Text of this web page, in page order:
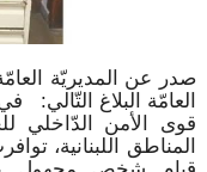
صدر عن المديريّة
العامّة البلاغ التّالي:
قوى الأمن الدّاخلي
المناطق اللبنانية،